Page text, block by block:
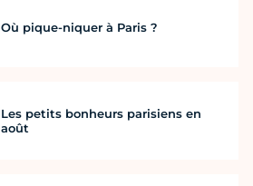
Où pique-niquer à Paris ?
Les petits bonheurs parisiens en
août